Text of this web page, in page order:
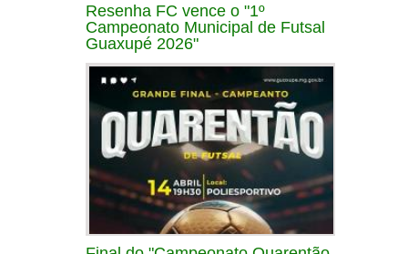
Resenha FC vence o "1º
Campeonato Municipal de Futsal
Guaxupé 2026"